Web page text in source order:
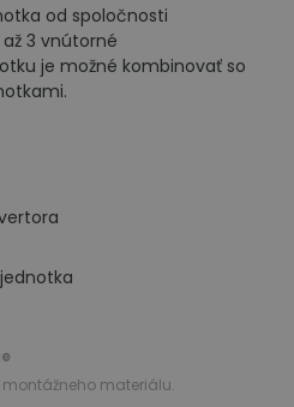
od spoločnosti
3 vnútorné
je možné kombinovať so
materiálu.